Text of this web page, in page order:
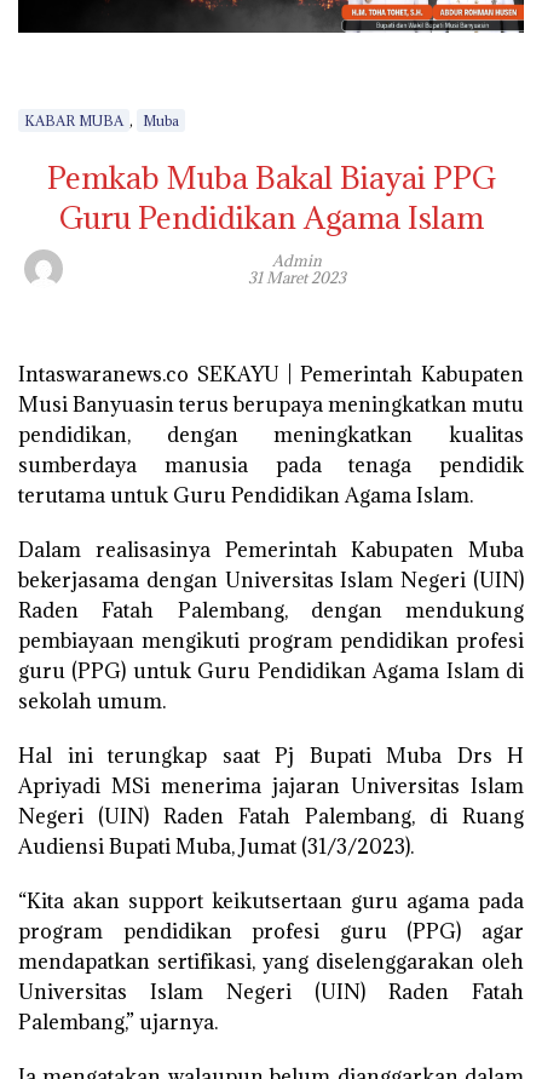
KABAR MUBA , Muba
Pemkab Muba Bakal Biayai PPG
Guru Pendidikan Agama Islam
Admin
31 Maret 2023
Intaswaranews.co SEKAYU | Pemerintah Kabupaten
Musi Banyuasin terus berupaya meningkatkan mutu
pendidikan, dengan meningkatkan kualitas
sumberdaya manusia pada tenaga pendidik
terutama untuk Guru Pendidikan Agama Islam.
Dalam realisasinya Pemerintah Kabupaten Muba
bekerjasama dengan Universitas Islam Negeri (UIN)
Raden Fatah Palembang, dengan mendukung
pembiayaan mengikuti program pendidikan profesi
guru (PPG) untuk Guru Pendidikan Agama Islam di
sekolah umum.
Hal ini terungkap saat Pj Bupati Muba Drs H
Apriyadi MSi menerima jajaran Universitas Islam
Negeri (UIN) Raden Fatah Palembang, di Ruang
Audiensi Bupati Muba, Jumat (31/3/2023).
“Kita akan support keikutsertaan guru agama pada
program pendidikan profesi guru (PPG) agar
mendapatkan sertifikasi, yang diselenggarakan oleh
Universitas Islam Negeri (UIN) Raden Fatah
Palembang,” ujarnya.